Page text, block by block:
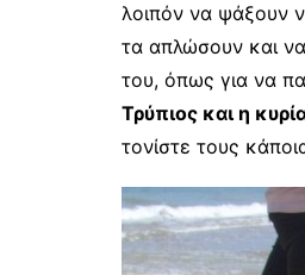
λοιπόν να ψάξουν
τα απλώσουν και
του, όπως για να
Τρύπιος και η
τονίστε τους